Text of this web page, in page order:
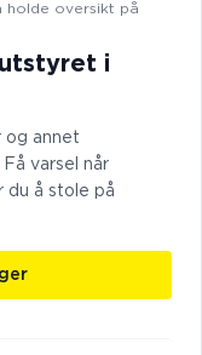
holde oversikt på
i
og annet
varsel når
du å stole på